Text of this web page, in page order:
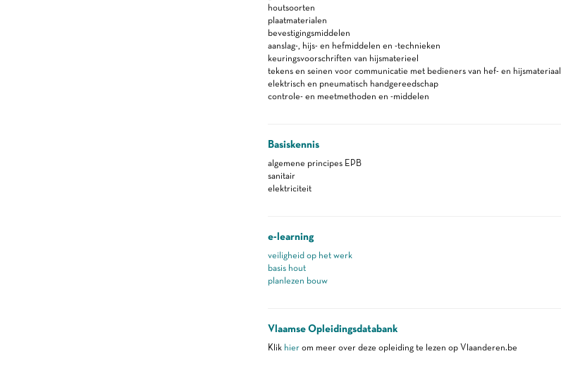
houtsoorten
plaatmaterialen
bevestigingsmiddelen
aanslag-, hijs- en hefmiddelen en -technieken
keuringsvoorschriften van hijsmaterieel
tekens en seinen voor communicatie met bedieners van hef- en hijsmateriaal
elektrisch en pneumatisch handgereedschap
controle- en meetmethoden en -middelen
Basiskennis
algemene principes EPB
sanitair
elektriciteit
e-learning
veiligheid op het werk
basis hout
planlezen bouw
Vlaamse Opleidingsdatabank
Klik hierom meer over deze opleiding te lezen op Vlaanderen.be